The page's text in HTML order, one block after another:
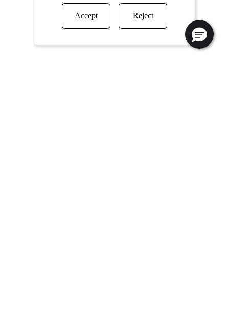
Accept Reject